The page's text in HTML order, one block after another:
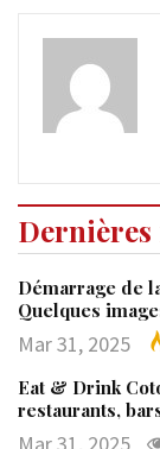
Démarrage de
Quelques
Mar 31, 2025
Eat & Drink
restaurants,